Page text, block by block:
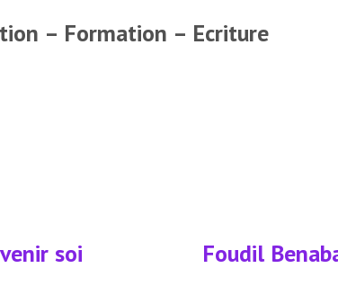
– Formation – Ecriture
soi Foudil